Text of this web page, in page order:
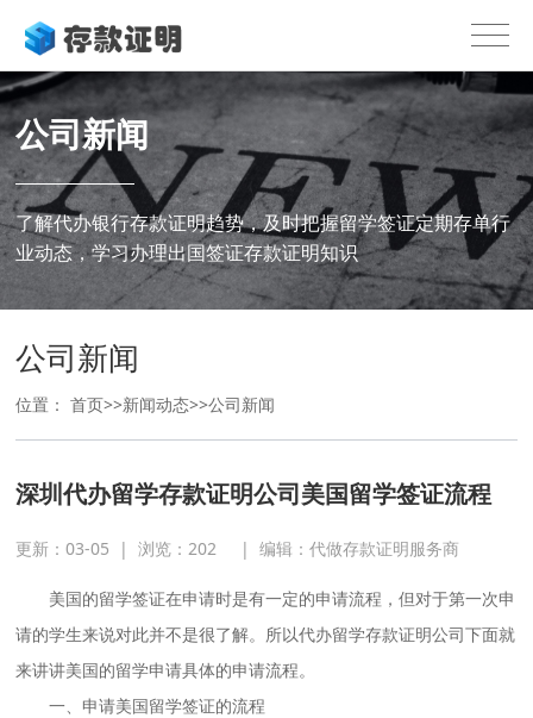
公司新闻
了解代办银行存款证明趋势，及时把握留学签证定期存单行
业动态，学习办理出国签证存款证明知识
公司新闻
位置：首页>>新闻动态>>公司新闻
深圳代办留学存款证明公司美国留学签证流程
更新：03-05 |浏览：202 |编辑：代做存款证明服务商
美国的留学签证在申请时是有一定的申请流程，但对于第一次申
请的学生来说对此并不是很了解。所以代办留学存款证明公司下面就
来讲讲美国的留学申请具体的申请流程。
一、申请美国留学签证的流程